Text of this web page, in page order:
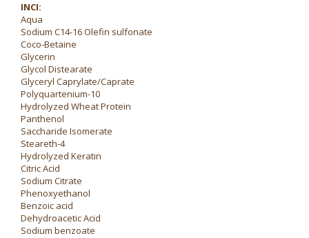
INCI:
Aqua
Sodium C14-16 Olefin sulfonate
Coco-Betaine
Glycerin
Glycol Distearate
Glyceryl Caprylate/Caprate
Polyquartenium-10
Hydrolyzed Wheat Protein
Panthenol
Saccharide Isomerate
Steareth-4
Hydrolyzed Keratin
Citric Acid
Sodium Citrate
Phenoxyethanol
Benzoic acid
Dehydroacetic Acid
Sodium benzoate